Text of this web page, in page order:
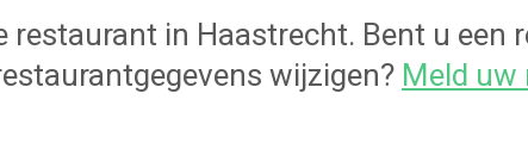
restaurant in Haastrecht. Bent u een
wijzigen? Meld uw